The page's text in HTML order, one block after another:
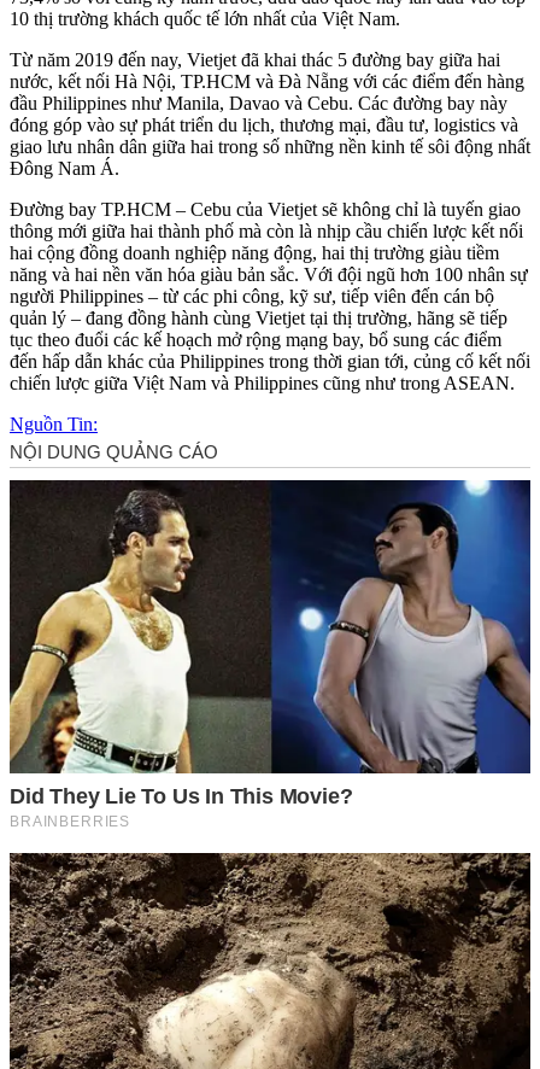
10 thị trường khách quốc tế lớn nhất của Việt Nam.
Từ năm 2019 đến nay, Vietjet đã khai thác 5 đường bay giữa hai
nước, kết nối Hà Nội, TP.HCM và Đà Nẵng với các điểm đến hàng
đầu Philippines như Manila, Davao và Cebu. Các đường bay này
đóng góp vào sự phát triển du lịch, thương mại, đầu tư, logistics và
giao lưu nhân dân giữa hai trong số những nền kinh tế sôi động nhất
Đông Nam Á.
Đường bay TP.HCM – Cebu của Vietjet sẽ không chỉ là tuyến giao
thông mới giữa hai thành phố mà còn là nhịp cầu chiến lược kết nối
hai cộng đồng doanh nghiệp năng động, hai thị trường giàu tiềm
năng và hai nền văn hóa giàu bản sắc. Với đội ngũ hơn 100 nhân sự
người Philippines – từ các phi công, kỹ sư, tiế‌p viê‌n đến cán bộ
quản lý – đang đồng hành cùng Vietjet tại thị trường, hãng sẽ tiếp
tục theo đuổi các kế hoạch mở rộng mạng bay, bổ sung các điểm
đến hấp dẫn khác của Philippines trong thời gian tới, củng cố kết nối
chiến lược giữa Việt Nam và Philippines cũng như trong ASEAN.
Nguồn Tin: